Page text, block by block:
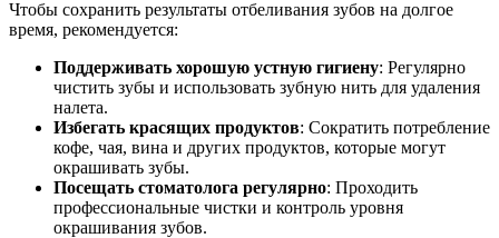
Чтобы сохранить результаты отбеливания зубов на долгое
время, рекомендуется:
Поддерживать хорошую устную гигиену: Регулярно
чистить зубы и использовать зубную нить для удаления
налета.
Избегать красящих продуктов: Сократить потребление
кофе, чая, вина и других продуктов, которые могут
окрашивать зубы.
Посещать стоматолога регулярно: Проходить
профессиональные чистки и контроль уровня
окрашивания зубов.